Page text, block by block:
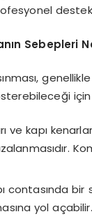
Sebepleri
ve kapı
contasında bir
yol açabilir.